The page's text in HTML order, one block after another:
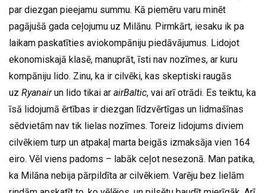
par diezgan pieejamu summu. Kā piemēru varu minēt
pagājušā gada ceļojumu uz Milānu. Pirmkārt, iesaku ik pa
laikam paskatīties aviokompāniju piedāvājumus. Lidojot
ekonomiskajā klasē, manuprāt, īsti nav nozīmes, ar kuru
kompāniju lido. Zinu, ka ir cilvēki, kas skeptiski raugās
uz Ryanairun lido tikai ar airBaltic, vai arī otrādi. Es teiktu, ka
īsā lidojumā ērtības ir diezgan līdzvērtīgas un lidmašīnas
sēdvietām nav tik lielas nozīmes. Toreiz lidojums diviem
cilvēkiem turp un atpakaļ marta beigās izmaksāja vien 164
eiro. Vēl viens padoms – labāk ceļot nesezonā. Man patika,
ka Milāna nebija pārpildīta ar cilvēkiem. Varēju bez lielām